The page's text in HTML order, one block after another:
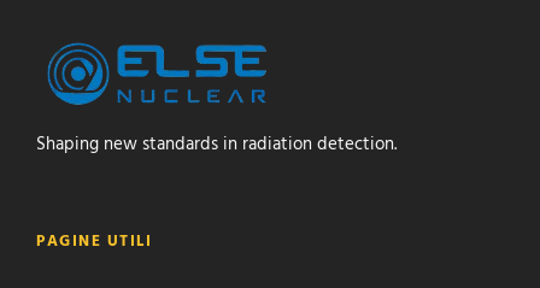
Shaping new standards in radiation detection.
PAGINE UTILI